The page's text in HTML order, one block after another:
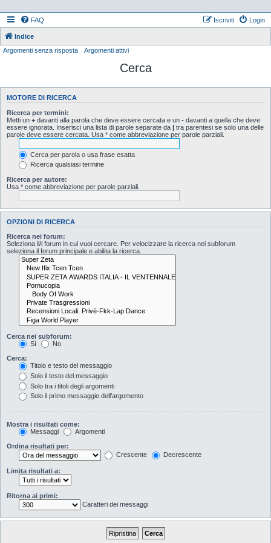
FAQ Login
Iscriviti
Indice
Argomenti senza risposta
Argomenti attivi
Cerca
MOTORE DI RICERCA
Ricerca per termini:
Metti un + davanti alla parola che deve essere cercata e un - davanti a quella che deve
essere ignorata. Inserisci una lista di parole separate da | tra parentesi se solo una delle
parole deve essere cercata. Usa * come abbreviazione per parole parziali.
Cerca per parola o usa frase esatta
Ricerca qualsiasi termine
Ricerca per autore:
Usa * come abbreviazione per parole parziali.
OPZIONI DI RICERCA
Ricerca nei forum:
Seleziona il/i forum in cui vuoi cercare. Per velocizzare la ricerca nei subforum
seleziona il forum principale e abilita la ricerca.
Cerca nei subforum:
Sì
No
Cerca:
Titolo e testo del messaggio
Solo il testo del messaggio
Solo tra i titoli degli argomenti
Solo il primo messaggio dell’argomento
Mostra i risultati come:
Messaggi
Argomenti
Ordina risultati per:
Crescente
Decrescente
Limita risultati a:
Ritorna ai primi:
Caratteri dei messaggi